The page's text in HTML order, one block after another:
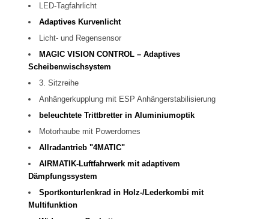
LED-Tagfahrlicht
Adaptives Kurvenlicht
Licht- und Regensensor
MAGIC VISION CONTROL – Adaptives
Scheibenwischsystem
3. Sitzreihe
Anhängerkupplung mit ESP Anhängerstabilisierung
beleuchtete Trittbretter in Aluminiumoptik
Motorhaube mit Powerdomes
Allradantrieb "4MATIC"
AIRMATIK-Luftfahrwerk mit adaptivem
Dämpfungssystem
Sportkonturlenkrad in Holz-/Lederkombi mit
Multifunktion